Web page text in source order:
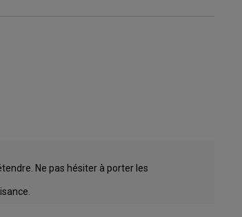
Ne pas hésiter à porter les